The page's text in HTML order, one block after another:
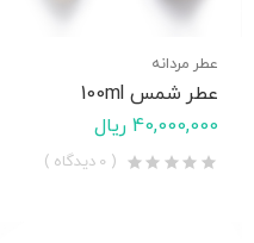
عطر مردانه
عطر شمس 100ml
40,000,000 ریال
( 0 دیدگاه )